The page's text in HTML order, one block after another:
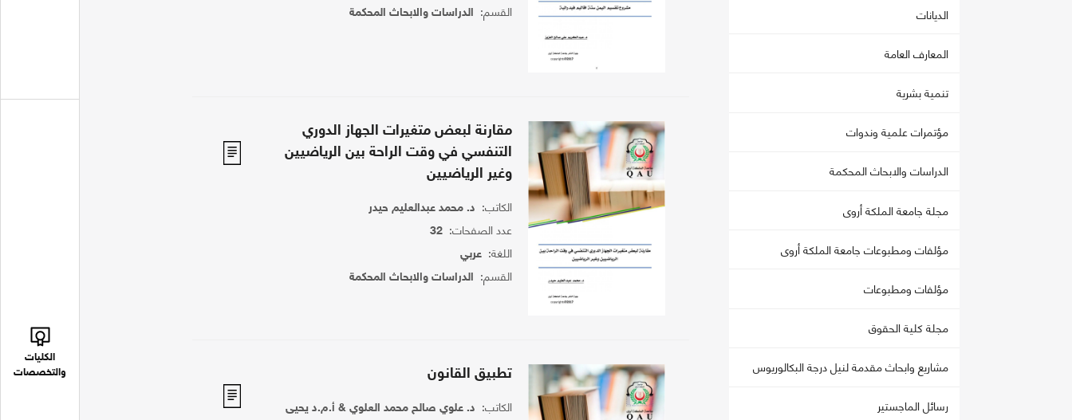
الكليات
والتخصصات
الديانات
المعارف العامة
تنمية بشرية
مؤتمرات علمية وندوات
الدراسات والابحاث المحكمة
مجلة جامعة الملكة أروى
مؤلفات ومطبوعات جامعة الملكة أروى
مؤلفات ومطبوعات
مجلة كلية الحقوق
مشاريع وابحاث مقدمة لنيل درجة البكالوريوس
رسائل الماجستير
القسم: الدراسات والابحاث المحكمة
مقارنة لبعض متغيرات الجهاز الدوري
التنفسي في وقت الراحة بين الرياضيين
وغير الرياضيين
الكاتب: د. محمد عبدالعليم حيدر
عدد الصفحات:32
اللغة:عربي
القسم: الدراسات والابحاث المحكمة
تطبيق القانون
الكاتب: د. علوي صالح محمد العلوي & أ.م.د يحيى